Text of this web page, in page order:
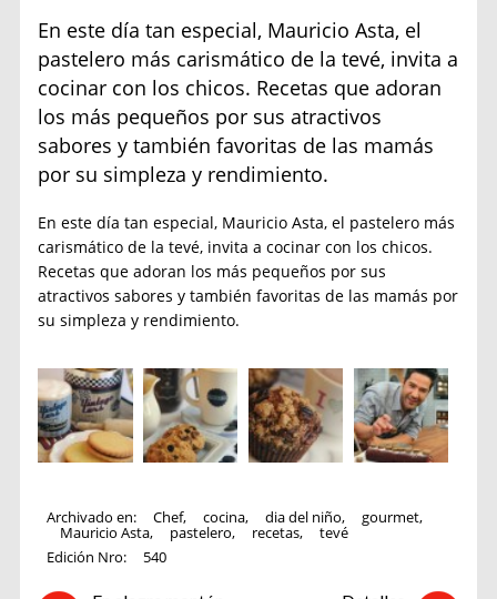
En este día tan especial, Mauricio Asta, el
pastelero más carismático de la tevé, invita a
cocinar con los chicos. Recetas que adoran
los más pequeños por sus atractivos
sabores y también favoritas de las mamás
por su simpleza y rendimiento.
En este día tan especial, Mauricio Asta, el pastelero más
carismático de la tevé, invita a cocinar con los chicos.
Recetas que adoran los más pequeños por sus
atractivos sabores y también favoritas de las mamás por
su simpleza y rendimiento.
Archivado en: Chef, cocina, dia del niño, gourmet,
Mauricio Asta, pastelero, recetas,
tevé
Edición Nro:
540